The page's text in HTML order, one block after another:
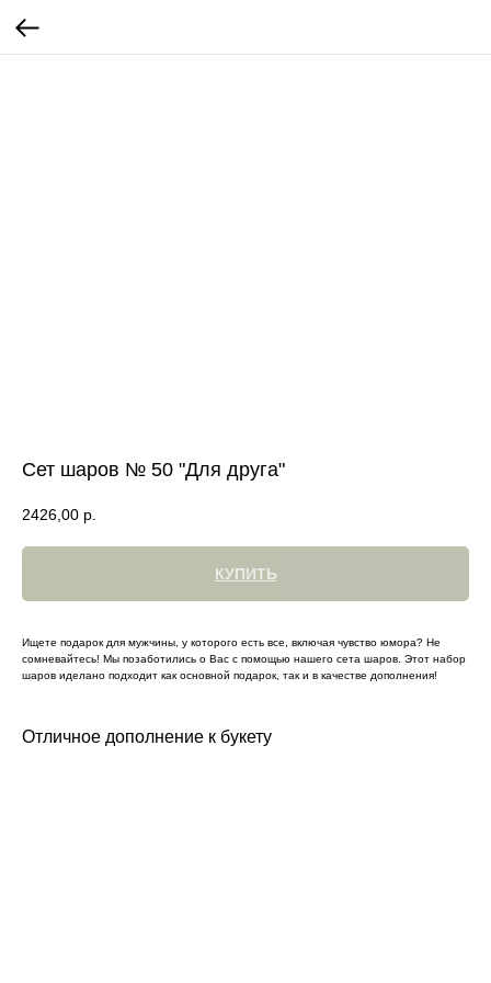
Сет шаров № 50 "Для друга"
2426,00 р.
КУПИТЬ
Ищете подарок для мужчины, у которого есть все, включая чувство юмора? Не
сомневайтесь! Мы позаботились о Вас с помощью нашего сета шаров. Этот набор
шаров иделано подходит как основной подарок, так и в качестве дополнения!
Отличное дополнение к букету